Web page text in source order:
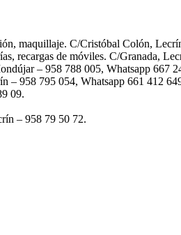
maquillaje. C/Cristóbal Colón,
recargas de móviles. C/Granada,
– 958 788 005, Whatsapp 667
– 958 795 054, Whatsapp 661 412
09.
– 958 79 50 72.